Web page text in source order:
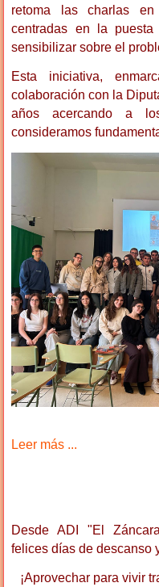
retoma las charlas
centradas en la
sensibilizar sobre el
Esta iniciativa,
colaboración con la
años acercando a
consideramos
Leer más ...
Desde ADI "El
felices días de descanso
¡Aprovechar para vivir